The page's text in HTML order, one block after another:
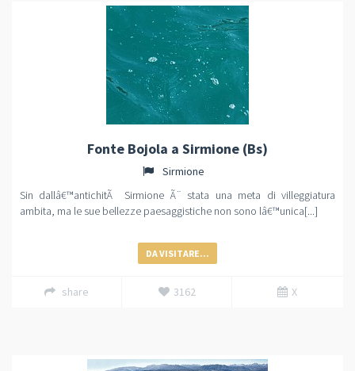
Fonte Bojola a Sirmione (Bs)
Sirmione
Sin dallâ€™antichitÃ Sirmione Ã¨ stata una meta di villeggiatura
ambita, ma le sue bellezze paesaggistiche non sono lâ€™unica[...]
DA VISITARE...
share 3162 X